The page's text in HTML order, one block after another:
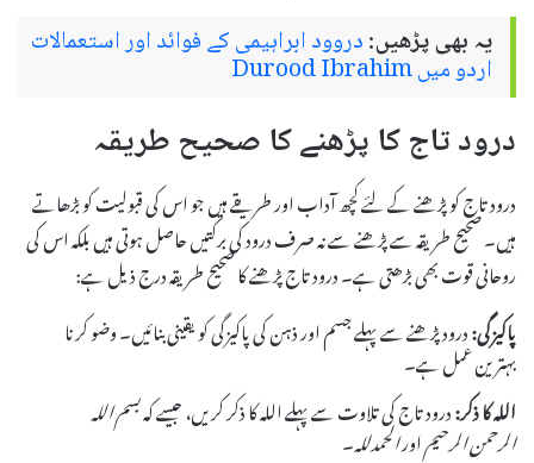
یہ بھی پڑھیں:دروود ابراہیمی کے فوائد اور استعمالات
اردو میں Durood Ibrahim
درود تاج کا پڑھنے کا صحیح طریقہ
درود تاج کو پڑھنے کے لئے کچھ آداب اور طریقے ہیں جو اس کی قبولیت کو بڑھاتے
ہیں۔ صحیح طریقہ سے پڑھنے سے نہ صرف درود کی برکتیں حاصل ہوتی ہیں بلکہ اس کی
روحانی قوت بھی بڑھتی ہے۔ درود تاج پڑھنے کا صحیح طریقہ درج ذیل ہے:
پاکیزگی:درود پڑھنے سے پہلے جسم اور ذہن کی پاکیزگی کو یقینی بنائیں۔ وضو کرنا
بہترین عمل ہے۔
اللہ کا ذکر:درود تاج کی تلاوت سے پہلے اللہ کا ذکر کریں، جیسے کہبسم اللہ
الرحمن الرحیماورالحمدللہ۔